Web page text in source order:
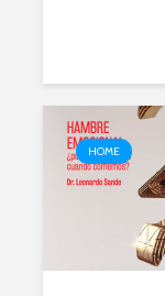
HOME